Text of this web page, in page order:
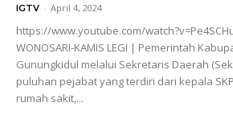
IGTV - April 4, 2024
https://www.youtube.com/
WONOSARI-KAMIS LEGI | Pemerintah
Gunungkidul melalui Sekretaris Daerah
puluhan pejabat yang terdiri dari kepala
rumah sakit,...